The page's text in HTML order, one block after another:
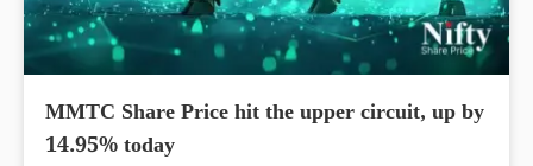
MMTC Share Price hit the upper circuit, up by
14.95% today